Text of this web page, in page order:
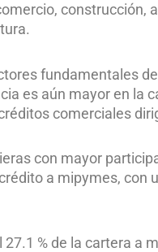
construcción,
fundamentales
es aún mayor en la
comerciales
con mayor
a mipymes, con
% de la cartera a